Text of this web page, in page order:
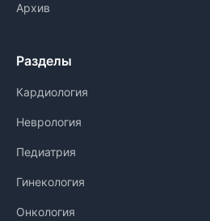
Архив
Разделы
Кардиология
Неврология
Педиатрия
Гинекология
Онкология